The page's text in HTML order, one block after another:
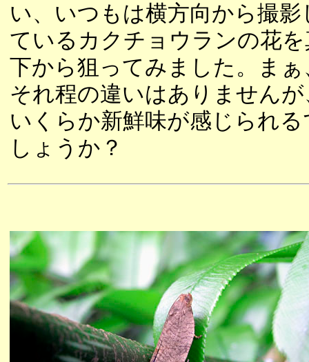
い、いつもは横方向から撮影
ているカクチョウランの花
下から狙ってみました。まぁ
それ程の違いはありませんが
いくらか新鮮味が感じられる
しょうか？